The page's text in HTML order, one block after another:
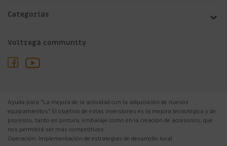
Categorías
Voltregà community
Ayuda para "La mejora de la actividad con la adquisición de nuevos
equipamientos" El objetivo de estas inversiones es la mejora tecnológica y de
procesos, tanto en pintura, embalaje como en la creación de accesorios, que
nos permitirá ser más competitivos.
Operación: Implementación de estrategias de desarrollo local.